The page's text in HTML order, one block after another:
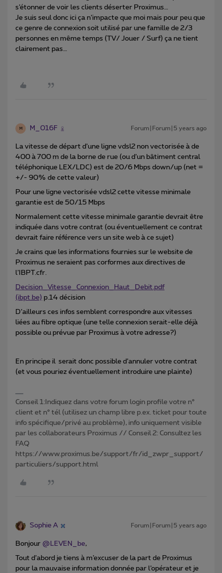
s’étonner de voir les clients déserter Proximus…
Je suis seul donc ici ça n’impacte que moi mais pour peu que
ce genre de connexion soit utilisé par une famille de 2/3
personnes en même temps (TV/ Jouer / Surf) ça ne tient
clairement pas…
M M_016F Forum|Forum|5 years ago
La vitesse de départ d’une ligne vdsl2 non vectorisée à de
400 à 700 m de la borne de rue (ou d’un bâtiment central
téléphonique LEX/LDC) est de 20/6 Mbps down/up (net =
+/- 90% de cette valeur)
Pour une ligne vectorisée vdsl2 cette vitesse minimale
garantie est de 50/15 Mbps
Normalement cette vitesse minimale garantie devrait être
indiquée dans votre contrat (ou éventuellement ce contrat
devrait faire référence vers un site web à ce sujet)
Je crains que les informations fournies sur le website de
Proximus ne seraient pas corformes aux directives de
l’IBPT.cfr.
Decision_Vitesse_Connexion_Haut_Debit.pdf
(ibpt.be) p.14 décision
D’ailleurs ces infos semblent correspondre aux vitesses
liées au fibre optique (une telle connexion serait-elle déjà
possible ou prévue par Proximus à votre adresse?)
En principe il serait donc possible d’annuler votre contrat
(et vous pouriez éventuellement introduire une plainte)
Conseil 1:Indiquez dans votre forum login profile votre n°
client et n° tél (utilisez un champ libre p.ex. ticket pour toute
info spécifique/privé au problème), info uniquement visible
par les collaborateurs Proximus // Conseil 2: Consultez les
FAQ
https://www.proximus.be/support/fr/id_zwpr_support/
particuliers/support.html
Sophie A Forum|Forum|5 years ago
Bonjour @LEVEN_be,
Tout d’abord je tiens à m’excuser de la part de Proximus
pour la mauvaise information donnée par l’opérateur et je